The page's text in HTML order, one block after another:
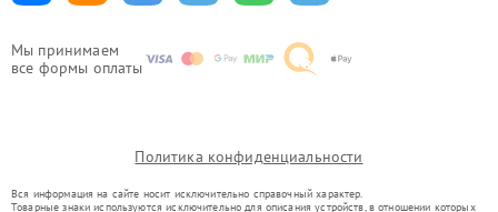
Мы принимаем
все формы оплаты
Политика конфиденциальности
Вся информация на сайте носит исключительно справочный характер.
Товарные знаки используются исключительно для описания устройств, в отношении которых